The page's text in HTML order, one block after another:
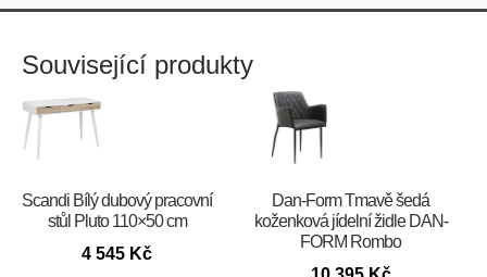
Související produkty
Scandi Bílý dubový pracovní
stůl Pluto 110×50 cm
4 545 Kč
​​​​​Dan-Form Tmavě šedá
koženková jídelní židle DAN-
FORM Rombo